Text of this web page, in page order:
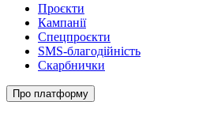
Проєкти
Кампанії
Спецпроєкти
SMS-благодійність
Скарбнички
Про платформу